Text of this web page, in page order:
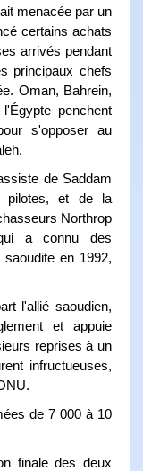
menacée par un
certains achats
arrivés pendant
principaux chefs
Oman, Bahrein,
penchent
s'opposer au
de Saddam
pilotes, et de la
Northrop
a connu des
en 1992,
l'allié saoudien,
et appuie
reprises à un
infructueuses,
de 7 000 à 10
finale des deux